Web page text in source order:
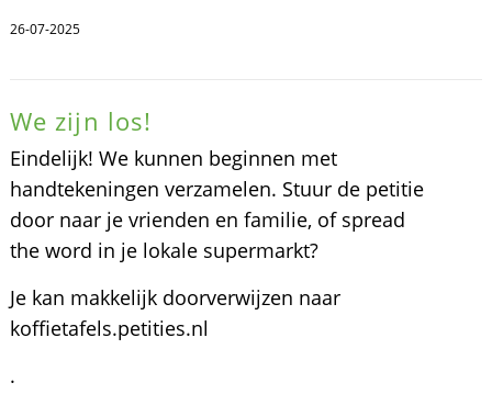
26-07-2025
We zijn los!
Eindelijk! We kunnen beginnen met
handtekeningen verzamelen. Stuur de petitie
door naar je vrienden en familie, of spread
the word in je lokale supermarkt?
Je kan makkelijk doorverwijzen naar
koffietafels.petities.nl
.